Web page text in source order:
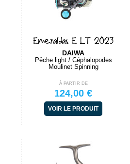
Emeraldas E LT 2023
DAIWA
Pêche light / Céphalopodes
Moulinet Spinning
À PARTIR DE
124,00 €
VOIR LE PRODUIT